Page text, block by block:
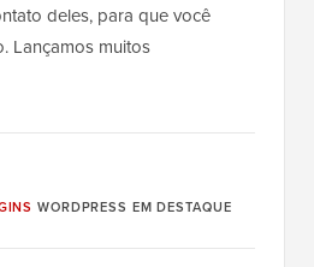
deles, para que você
Lançamos muitos
WORDPRESS EM DESTAQUE